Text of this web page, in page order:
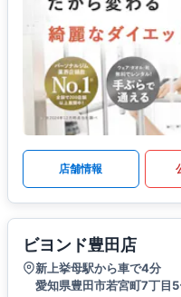
店舗情報
ビヨンド豊田店
新上挙母駅から車で4分
愛知県豊田市若宮町7丁目